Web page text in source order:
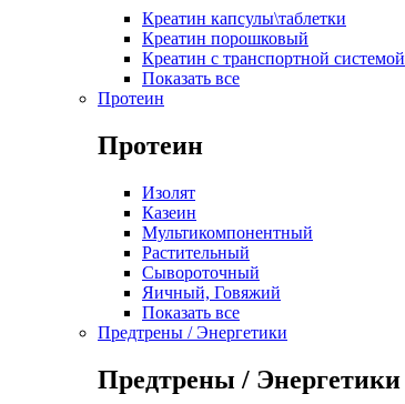
Креатин капсулы\таблетки
Креатин порошковый
Креатин с транспортной системой
Показать все
Протеин
Протеин
Изолят
Казеин
Мультикомпонентный
Растительный
Сывороточный
Яичный, Говяжий
Показать все
Предтрены / Энергетики
Предтрены / Энергетики